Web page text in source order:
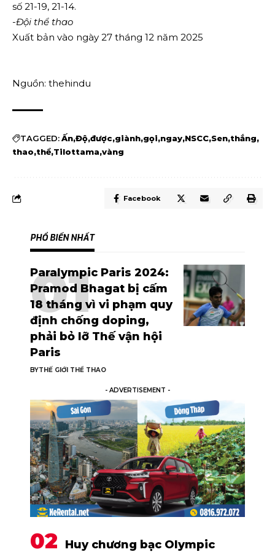
số 21-19, 21-14.
-Đội thể thao
Xuất bản vào ngày 27 tháng 12 năm 2025
Nguồn: thehindu
TAGGED:Ấn Độ được giành gọi ngay NSCC Sen thắng
thao thể Tilottama vàng
Facebook
PHỔ BIẾN NHẤT
Paralympic Paris 2024:
Pramod Bhagat bị cấm
18 tháng vì vi phạm quy
định chống doping,
phải bỏ lỡ Thế vận hội
Paris
BYTHẾ GIỚI THỂ THAO
- ADVERTISEMENT -
Huy chương bạc Olympic